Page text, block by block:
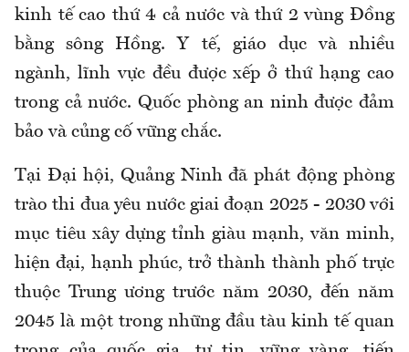
kinh tế cao thứ 4 cả nước và thứ 2 vùng Đồng
bằng sông Hồng. Y tế, giáo dục và nhiều
ngành, lĩnh vực đều được xếp ở thứ hạng cao
trong cả nước. Quốc phòng an ninh được đảm
bảo và củng cố vững chắc.
Tại Đại hội, Quảng Ninh đã phát động phòng
trào thi đua yêu nước giai đoạn 2025 - 2030 với
mục tiêu xây dựng tỉnh giàu mạnh, văn minh,
hiện đại, hạnh phúc, trở thành thành phố trực
thuộc Trung ương trước năm 2030, đến năm
2045 là một trong những đầu tàu kinh tế quan